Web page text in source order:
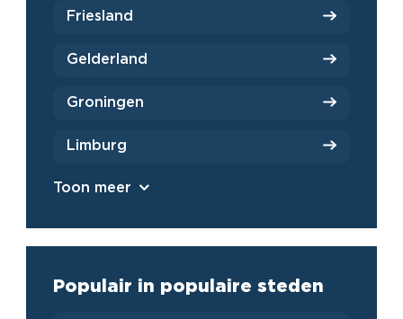
Friesland
Gelderland
Groningen
Limburg
Toon meer
Populair in populaire steden